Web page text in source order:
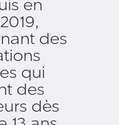
en
des
qui
des
dès